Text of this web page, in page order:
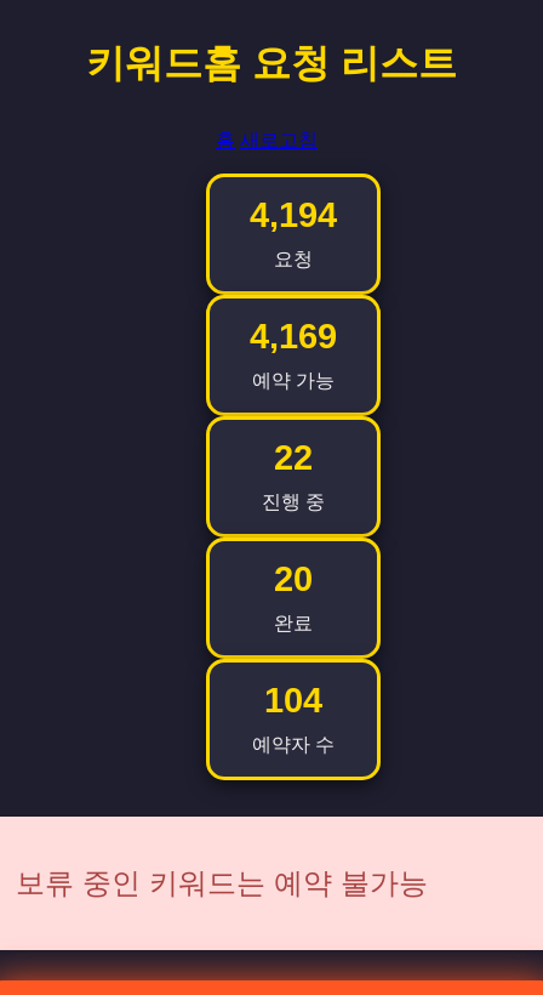
키워드홈 요청 리스트
홈 새로고침
4,194
요청
4,169
예약 가능
22
진행 중
20
완료
104
예약자 수
보류 중인 키워드는 예약 불가능